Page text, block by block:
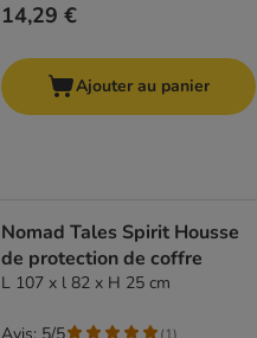
14,29 €
Ajouter au panier
Nomad Tales Spirit Housse
de protection de coffre
L 107 x l 82 x H 25 cm
(1)